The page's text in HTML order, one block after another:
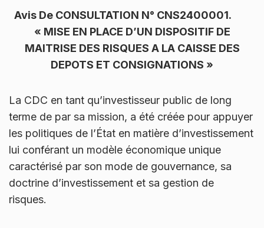
Avis De CONSULTATION N° CNS2400001.
« MISE EN PLACE D’UN DISPOSITIF DE
MAITRISE DES RISQUES A LA CAISSE DES
DEPOTS ET CONSIGNATIONS »
La CDC en tant qu’investisseur public de long
terme de par sa mission, a été créée pour appuyer
les politiques de l’État en matière d’investissement
lui conférant un modèle économique unique
caractérisé par son mode de gouvernance, sa
doctrine d’investissement et sa gestion de
risques.